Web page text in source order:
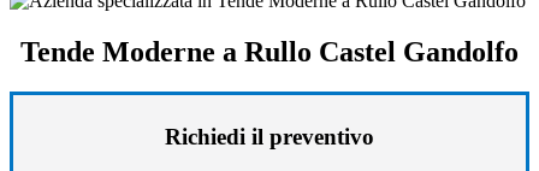
Tende Moderne a Rullo Castel Gandolfo
Richiedi il preventivo